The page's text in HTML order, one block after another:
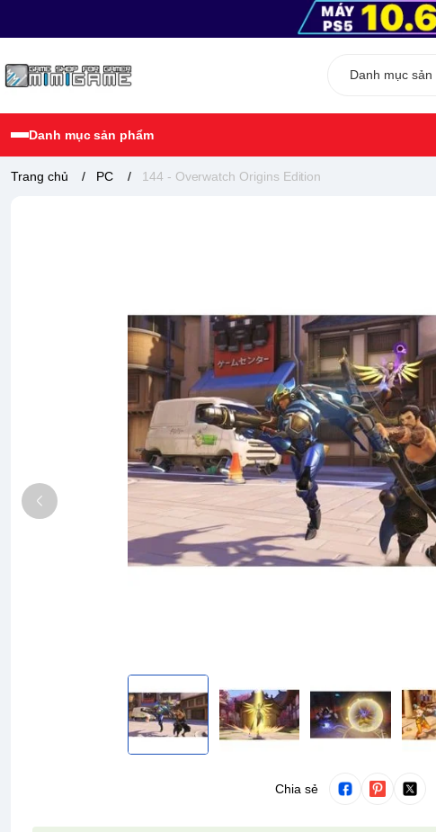
Danh mục sản phẩm
Trang chủ / PC / 144 - Overwatch Origins Edition
Chia sẻ